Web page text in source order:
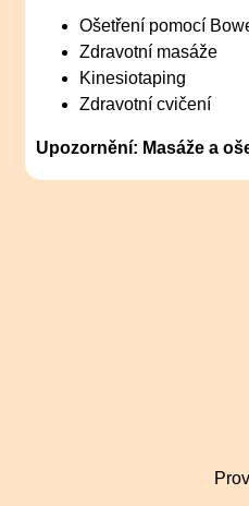
Ošetření pomocí
Zdravotní masáže
Kinesiotaping
Zdravotní cvičení
Upozornění: Masáže a